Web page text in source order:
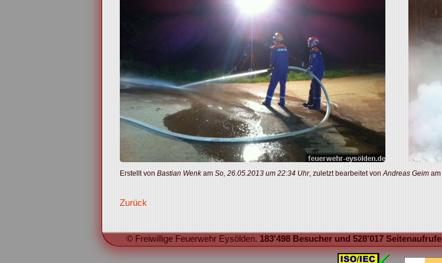
Erstellt von Bastian Wenkam So, 26.05.2013 um 22:34 Uhr, zuletzt bearbeitet vonAndreas Geimam
Zurück
© Freiwillige Feuerwehr Eysölden. 183'498 Besucher und 528'017 Seitenaufrufe